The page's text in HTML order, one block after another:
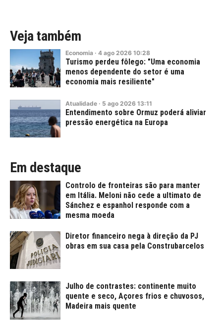
Veja também
Economia · 4 ago 2026 10:28
Turismo perdeu fôlego: "Uma economia
menos dependente do setor é uma
economia mais resiliente"
Atualidade · 5 ago 2026 13:11
Entendimento sobre Ormuz poderá aliviar
pressão energética na Europa
Em destaque
Controlo de fronteiras são para manter
em Itália. Meloni não cede a ultimato de
Sánchez e espanhol responde com a
mesma moeda
Diretor financeiro nega à direção da PJ
obras em sua casa pela Construbarcelos
Julho de contrastes: continente muito
quente e seco, Açores frios e chuvosos,
Madeira mais quente